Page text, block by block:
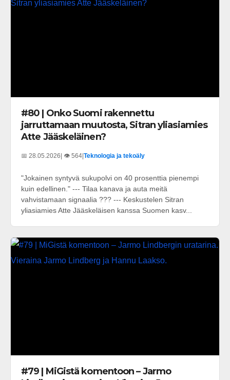
#80 | Onko Suomi rakennettu
jarruttamaan muutosta, Sitran yliasiamies
Atte Jääskeläinen?
📅 28.05.2026 | 👁️ 564 Teknologia ja tekoäly
"Jokainen syntyvä sukupolvi on 40 prosenttia pienempi
kuin edellinen." --- Tilaa kanava ja auta meitä
vahvistamaan signaalia ??? --- Keskustelen Sitran
yliasiamies Atte Jääskeläisen kanssa Suomen kasv...
#79 | MiGistä komentoon – Jarmo